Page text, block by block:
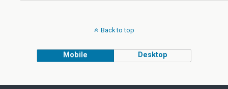
Back to top
Mobile Desktop